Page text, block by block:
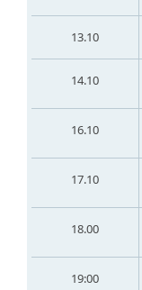
13.10
14.10
16.10
17.10
18.00
19:00